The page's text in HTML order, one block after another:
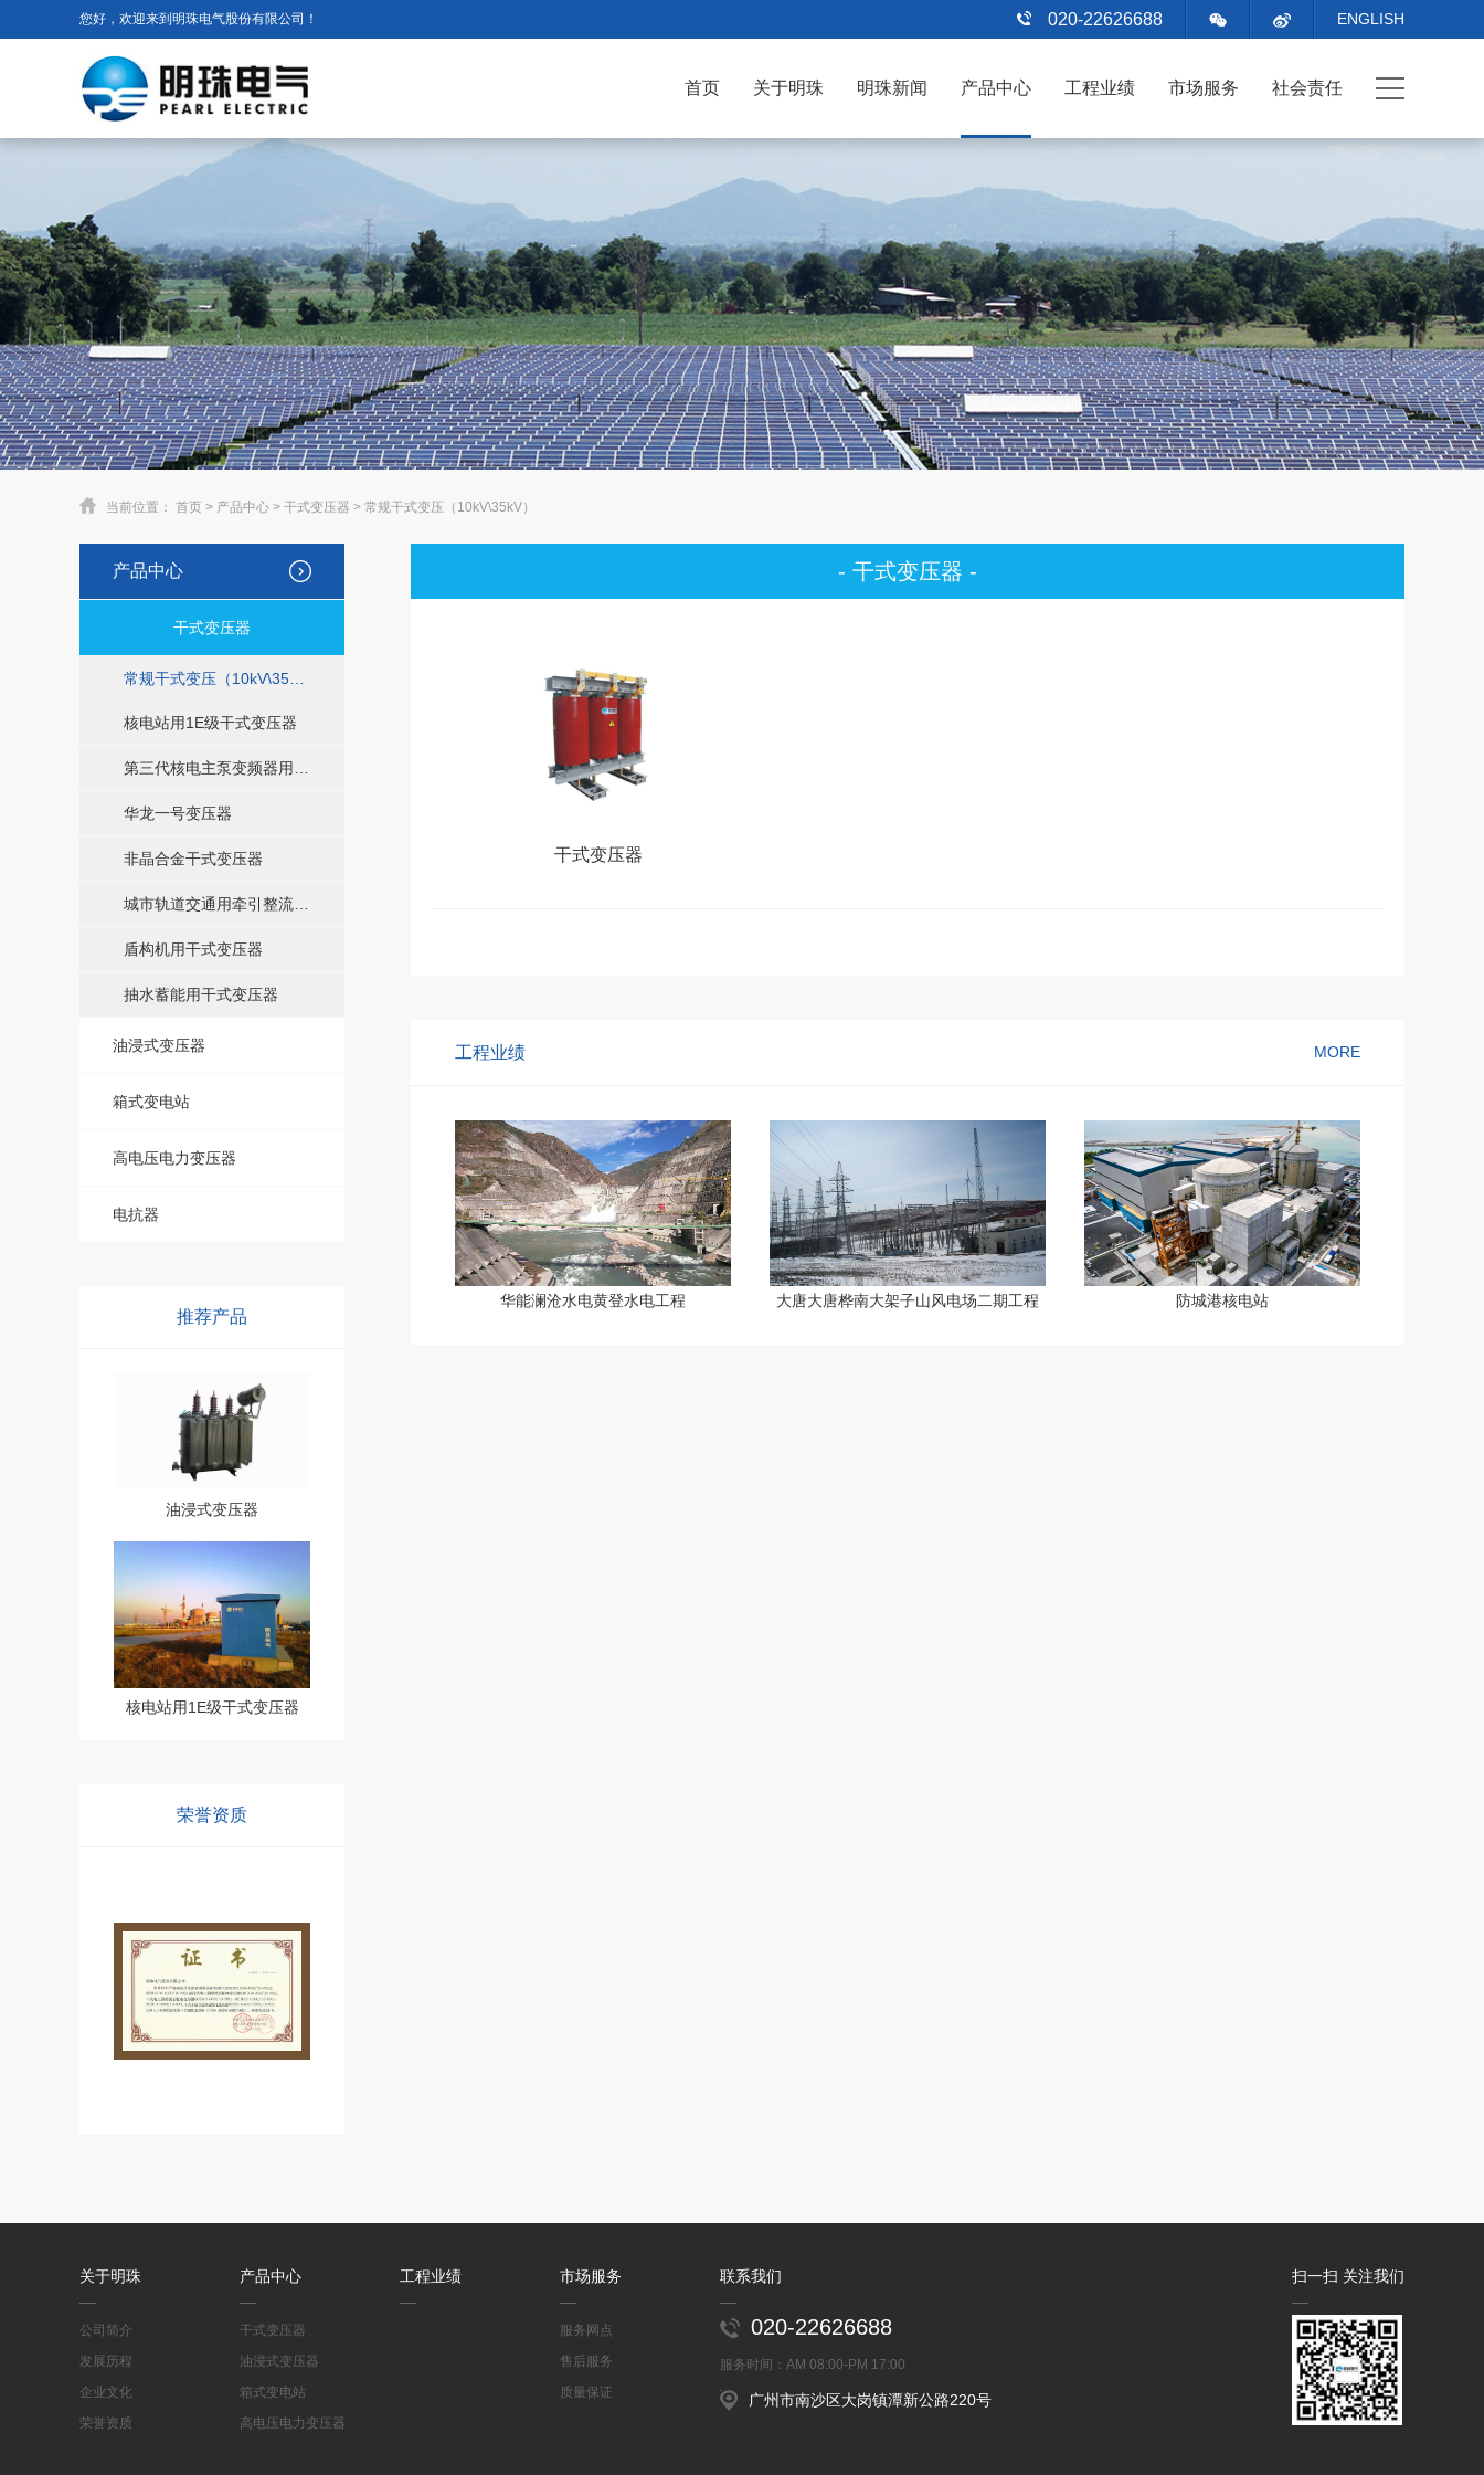
您好，欢迎来到明珠电气股份有限公司！ 020-22626688 ENGLISH
首页 关于明珠 明珠新闻 产品中心 工程业绩 市场服务 社会责任
当前位置： 首页 > 产品中心 > 干式变压器 > 常规干式变压（10kV\35kV）
产品中心
干式变压器
核电站用1E级干式变压器
华龙一号变压器
非晶合金干式变压器
盾构机用干式变压器
抽水蓄能用干式变压器
油浸式变压器
箱式变电站
高电压电力变压器
电抗器
推荐产品
油浸式变压器
核电站用1E级干式变压器
荣誉资质
- 干式变压器 -
干式变压器
工程业绩 MORE
华能澜沧水电黄登水电工程 大唐大唐桦南大架子山风电场二期工程 防城港核电站
关于明珠
公司简介
发展历程
企业文化
荣誉资质
产品中心
干式变压器
油浸式变压器
箱式变电站
高电压电力变压器
工程业绩 市场服务
服务网点
售后服务
质量保证
联系我们
020-22626688
服务时间：AM 08:00-PM 17:00
广州市南沙区大岗镇潭新公路220号
扫一扫 关注我们